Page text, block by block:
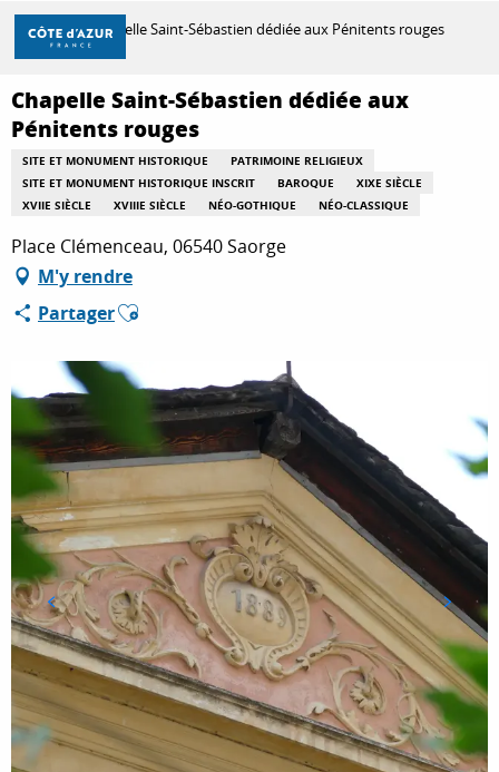
Aller
contenu
principal
DÉCOUVRIR
À FAIRE
SÉJOURNER
Accueil Chapelle Saint-Sébastien dédiée aux Pénitents rouges
Chapelle Saint-Sébastien dédiée aux
Pénitents rouges
SITE ET MONUMENT HISTORIQUE
PATRIMOINE RELIGIEUX
SITE ET MONUMENT HISTORIQUE INSCRIT
BAROQUE
XIXE SIÈCLE
XVIIE SIÈCLE
XVIIIE SIÈCLE NÉO-GOTHIQUE NÉO-CLASSIQUE
Place Clémenceau, 06540 Saorge
M'y rendre
PartagerAjouter aux favoris